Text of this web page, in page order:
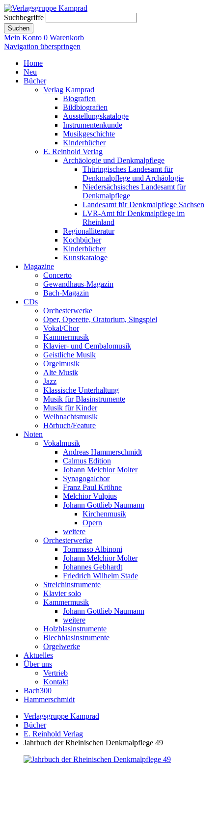
Suchbegriffe
Suchen
Mein Konto 0 Warenkorb
Navigation überspringen
Home
Neu
Bücher
Verlag Kamprad
Biografien
Bildbiografien
Ausstellungskataloge
Instrumentenkunde
Musikgeschichte
Kinderbücher
E. Reinhold Verlag
Archäologie und Denkmalpflege
Thüringisches Landesamt für
Denkmalpflege und Archäologie
Niedersächsisches Landesamt für
Denkmalpflege
Landesamt für Denkmalpflege Sachsen
LVR-Amt für Denkmalpflege im
Rheinland
Regionalliteratur
Kochbücher
Kinderbücher
Kunstkataloge
Magazine
Concerto
Gewandhaus-Magazin
Bach-Magazin
CDs
Orchesterwerke
Oper, Operette, Oratorium, Singspiel
Vokal/Chor
Kammermusik
Klavier- und Cembalomusik
Geistliche Musik
Orgelmusik
Alte Musik
Jazz
Klassische Unterhaltung
Musik für Blasinstrumente
Musik für Kinder
Weihnachtsmusik
Hörbuch/Feature
Noten
Vokalmusik
Andreas Hammerschmidt
Calmus Edition
Johann Melchior Molter
Synagogalchor
Franz Paul Kröhne
Melchior Vulpius
Johann Gottlieb Naumann
Kirchenmusik
Opern
weitere
Orchesterwerke
Tommaso Albinoni
Johann Melchior Molter
Johannes Gebhardt
Friedrich Wilhelm Stade
Streichinstrumente
Klavier solo
Kammermusik
Johann Gottlieb Naumann
weitere
Holzblasinstrumente
Blechblasinstrumente
Orgelwerke
Aktuelles
Über uns
Vertrieb
Kontakt
Bach300
Hammerschmidt
Verlagsgruppe Kamprad
Bücher
E. Reinhold Verlag
Jahrbuch der Rheinischen Denkmalpflege 49